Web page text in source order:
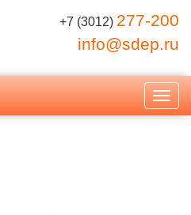
+7 (3012) 277-200
info@sdep.ru